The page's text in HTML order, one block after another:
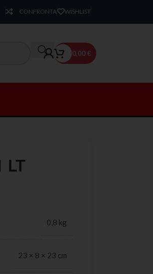
CONFRONTA WISHLIST
0,00€
LT
0,8 kg
23 × 8 × 23 cm